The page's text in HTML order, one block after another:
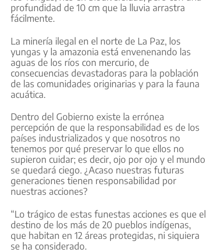
profundidad de 10 cm que la lluvia arrastra
fácilmente.
La minería ilegal en el norte de La Paz, los
yungas y la amazonia está envenenando las
aguas de los ríos con mercurio, de
consecuencias devastadoras para la población
de las comunidades originarias y para la fauna
acuática.
Dentro del Gobierno existe la errónea
percepción de que la responsabilidad es de los
países industrializados y que nosotros no
tenemos por qué preservar lo que ellos no
supieron cuidar; es decir, ojo por ojo y el mundo
se quedará ciego. ¿Acaso nuestras futuras
generaciones tienen responsabilidad por
nuestras acciones?
“Lo trágico de estas funestas acciones es que el
destino de los más de 20 pueblos indígenas,
que habitan en 12 áreas protegidas, ni siquiera
se ha considerado.